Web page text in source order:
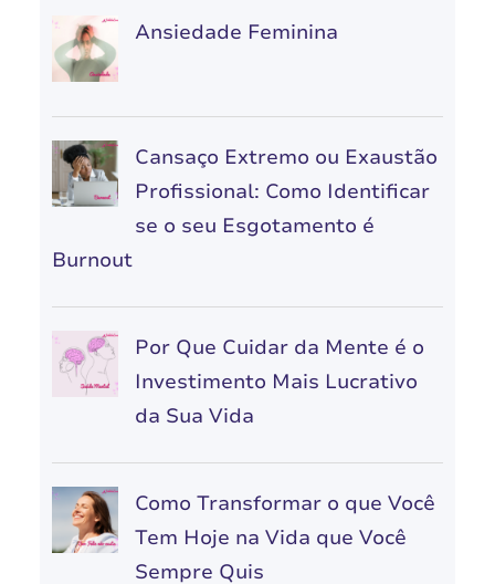
Ansiedade Feminina
Cansaço Extremo ou Exaustão
Profissional: Como Identificar
se o seu Esgotamento é
Burnout
Por Que Cuidar da Mente é o
Investimento Mais Lucrativo
da Sua Vida
Como Transformar o que Você
Tem Hoje na Vida que Você
Sempre Quis